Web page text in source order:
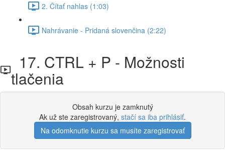
2. Čítať nahlas (1:03)
Nahrávanie - Pridaná slovenčina (2:22)
17. CTRL + P - Možnosti
tlačenia
Obsah kurzu je zamknutý
Ak už ste zaregistrovaný, stačí sa iba prihlásiť.
Na odomknutie kurzu sa musíte zaregistrovať